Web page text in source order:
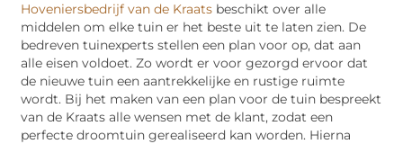
Hoveniersbedrijf van de Kraats beschikt over alle
middelen om elke tuin er het beste uit te laten zien. De
bedreven tuinexperts stellen een plan voor op, dat aan
alle eisen voldoet. Zo wordt er voor gezorgd ervoor dat
de nieuwe tuin een aantrekkelijke en rustige ruimte
wordt. Bij het maken van een plan voor de tuin bespreekt
van de Kraats alle wensen met de klant, zodat een
perfecte droomtuin gerealiseerd kan worden. Hierna